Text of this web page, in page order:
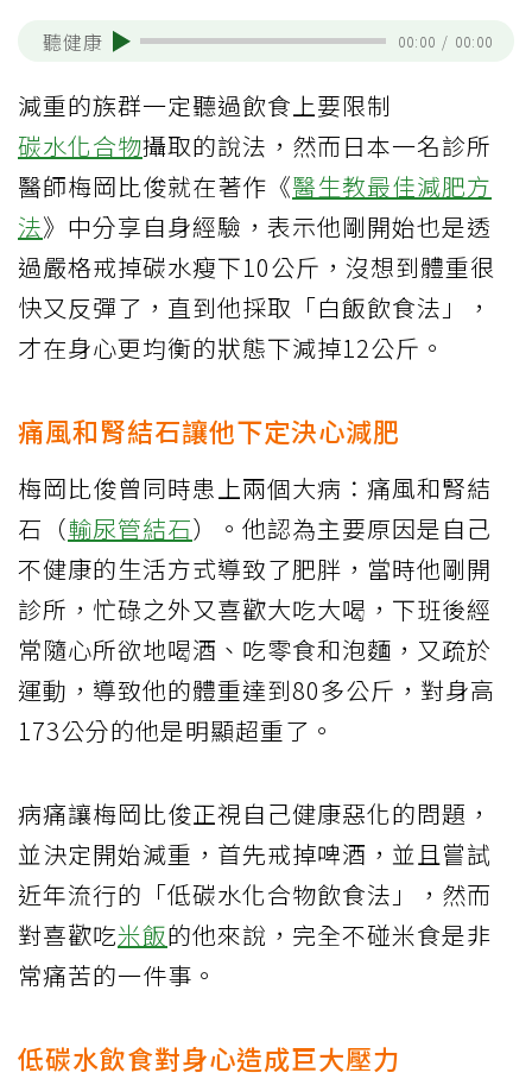
聽健康 00:00 / 00:00
減重的族群一定聽過飲食上要限制
碳水化合物攝取的說法，然而日本一名診所
醫師梅岡比俊就在著作《醫生教最佳減肥方
法》中分享自身經驗，表示他剛開始也是透
過嚴格戒掉碳水瘦下10公斤，沒想到體重很
快又反彈了，直到他採取「白飯飲食法」，
才在身心更均衡的狀態下減掉12公斤。
痛風和腎結石讓他下定決心減肥
梅岡比俊曾同時患上兩個大病：痛風和腎結
石（輸尿管結石）。他認為主要原因是自己
不健康的生活方式導致了肥胖，當時他剛開
診所，忙碌之外又喜歡大吃大喝，下班後經
常隨心所欲地喝酒、吃零食和泡麵，又疏於
運動，導致他的體重達到80多公斤，對身高
173公分的他是明顯超重了。
病痛讓梅岡比俊正視自己健康惡化的問題，
並決定開始減重，首先戒掉啤酒，並且嘗試
近年流行的「低碳水化合物飲食法」，然而
對喜歡吃米飯的他來說，完全不碰米食是非
常痛苦的一件事。
低碳水飲食對身心造成巨大壓力